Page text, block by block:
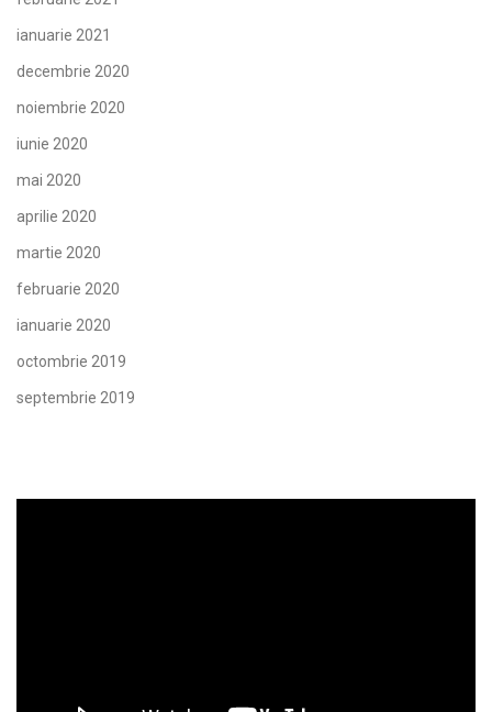
ianuarie 2021
decembrie 2020
noiembrie 2020
iunie 2020
mai 2020
aprilie 2020
martie 2020
februarie 2020
ianuarie 2020
octombrie 2019
septembrie 2019